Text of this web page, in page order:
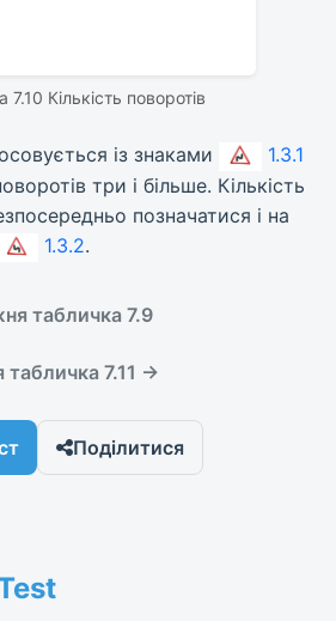
7.10 Кількість поворотів
із знаками
1.3.1
три і більше. Кількість
позначатися і на
1.3.2.
табличка 7.9
7.11 →
Поділитися